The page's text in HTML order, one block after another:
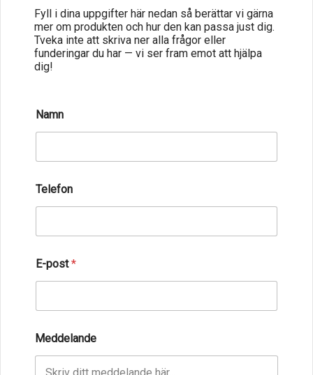
Fyll i dina uppgifter här nedan så berättar vi gärna
mer om produkten och hur den kan passa just dig.
Tveka inte att skriva ner alla frågor eller
funderingar du har — vi ser fram emot att hjälpa
dig!
-
p
s
M
e
d
e
a
Namn
Telefon
E-post*
Meddelande